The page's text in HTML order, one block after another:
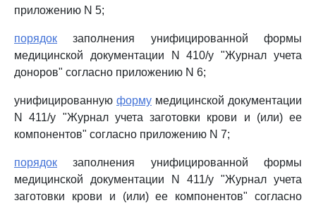
приложению N 5;
порядок заполнения унифицированной формы
медицинской документации N 410/у "Журнал учета
доноров" согласно приложению N 6;
унифицированную форму медицинской документации
N 411/у "Журнал учета заготовки крови и (или) ее
компонентов" согласно приложению N 7;
порядок заполнения унифицированной формы
медицинской документации N 411/у "Журнал учета
заготовки крови и (или) ее компонентов" согласно